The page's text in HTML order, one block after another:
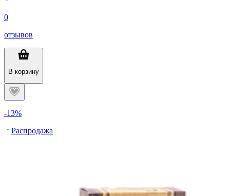
0
отзывов
В корзину
-13%
Распродажа